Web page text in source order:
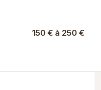
150 € à 250 €